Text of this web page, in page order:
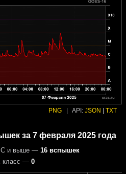
PNG API: JSON TXT
за 7 февраля 2025 года
C и выше — 16 вспышек
класс — 0